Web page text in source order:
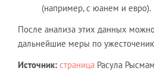
(например, с юанем и евро).
После анализа этих данных
дальнейшие меры по
Источник: страница Расула